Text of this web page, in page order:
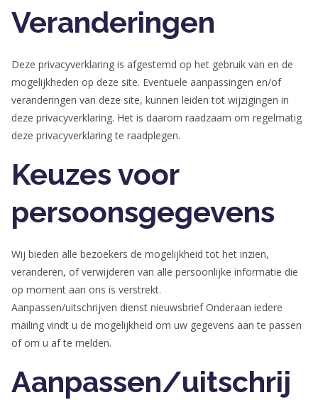
Veranderingen
Deze privacyverklaring is afgestemd op het gebruik van en de
mogelijkheden op deze site. Eventuele aanpassingen en/of
veranderingen van deze site, kunnen leiden tot wijzigingen in
deze privacyverklaring. Het is daarom raadzaam om regelmatig
deze privacyverklaring te raadplegen.
Keuzes voor
persoonsgegevens
Wij bieden alle bezoekers de mogelijkheid tot het inzien,
veranderen, of verwijderen van alle persoonlijke informatie die
op moment aan ons is verstrekt.
Aanpassen/uitschrijven dienst nieuwsbrief Onderaan iedere
mailing vindt u de mogelijkheid om uw gegevens aan te passen
of om u af te melden.
Aanpassen/uitschrij